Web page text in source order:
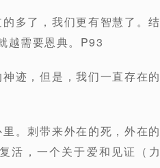
多了，我们更有智慧了。结
越需要恩典。P93
迹，但是，我们一直存在的
。刺带来外在的死，外在的
活，一个关于爱和见证（力